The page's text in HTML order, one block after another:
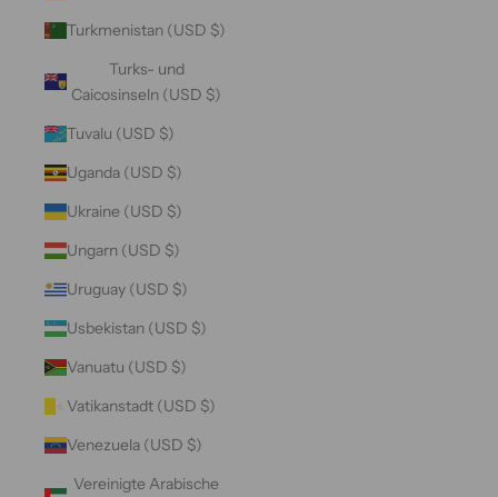
Turkmenistan (USD $)
Turks- und
Caicosinseln (USD $)
Tuvalu (USD $)
Uganda (USD $)
Ukraine (USD $)
Ungarn (USD $)
Uruguay (USD $)
Usbekistan (USD $)
Vanuatu (USD $)
Vatikanstadt (USD $)
Venezuela (USD $)
Vereinigte Arabische